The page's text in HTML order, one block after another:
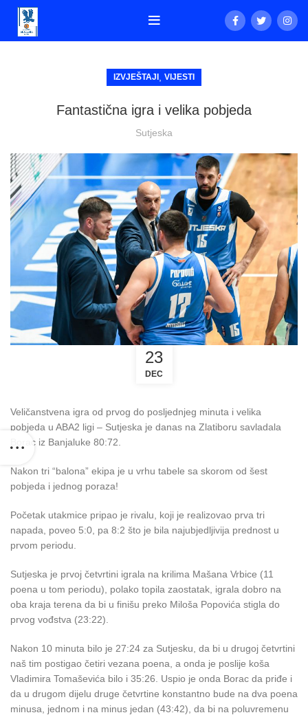
IZVJEŠTAJI VIJESTI
Fantastična igra i velika pobjeda
Sutjeska
23
DEC
Veličanstvena igra od prvog do posljednjeg minuta i velika
pobjeda u ABA2 ligi – Sutjeska je danas na Zlatiboru savladala
Borac iz Banjaluke 80:72.
Nakon tri “balona” ekipa je u vrhu tabele sa skorom od šest
pobjeda i jednog poraza!
Početak utakmice pripao je rivalu, koji je realizovao prva tri
napada, poveo 5:0, pa 8:2 što je bila najubjedljivija prednost u
prvom periodu.
Sutjeska je prvoj četvrtini igrala na krilima Mašana Vrbice (11
poena u tom periodu), polako topila zaostatak, igrala dobro na
oba kraja terena da bi u finišu preko Miloša Popovića stigla do
prvog vođstva (23:22).
Nakon 10 minuta bilo je 27:24 za Sutjesku, da bi u drugoj četvrtini
naš tim postigao četiri vezana poena, a onda je poslije koša
Vladimira Tomaševića bilo i 35:26. Uspio je onda Borac da priđe i
da u drugom dijelu druge četvrtine konstantno bude na dva poena
minusa, jednom i na minus jedan (43:42), da bi na poluvremenu